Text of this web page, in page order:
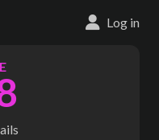
Log in